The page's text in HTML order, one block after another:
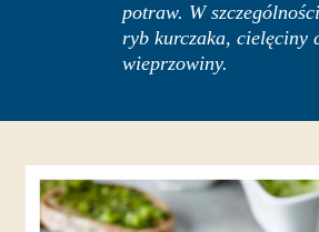
potraw. W
ryb kurczaka, cielęciny
wieprzowiny.